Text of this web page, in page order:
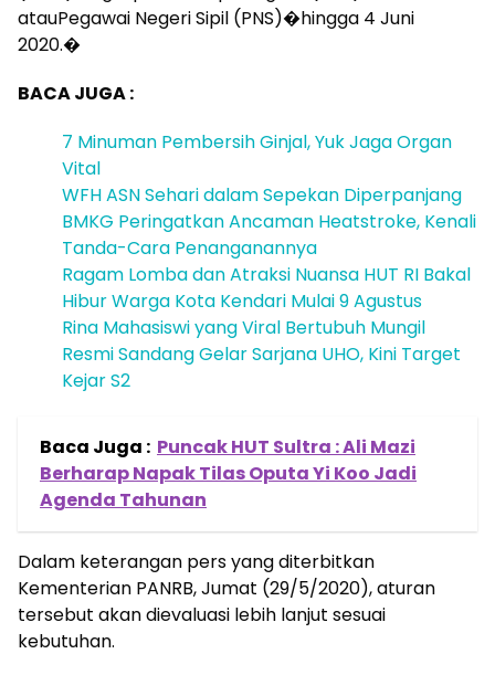
atauPegawai Negeri Sipil (PNS)�hingga 4 Juni
2020.�
BACA JUGA :
7 Minuman Pembersih Ginjal, Yuk Jaga Organ
Vital
WFH ASN Sehari dalam Sepekan Diperpanjang
BMKG Peringatkan Ancaman Heatstroke, Kenali
Tanda-Cara Penanganannya
Ragam Lomba dan Atraksi Nuansa HUT RI Bakal
Hibur Warga Kota Kendari Mulai 9 Agustus
Rina Mahasiswi yang Viral Bertubuh Mungil
Resmi Sandang Gelar Sarjana UHO, Kini Target
Kejar S2
Baca Juga : Puncak HUT Sultra : Ali Mazi
Berharap Napak Tilas Oputa Yi Koo Jadi
Agenda Tahunan
Dalam keterangan pers yang diterbitkan
Kementerian PANRB, Jumat (29/5/2020), aturan
tersebut akan dievaluasi lebih lanjut sesuai
kebutuhan.